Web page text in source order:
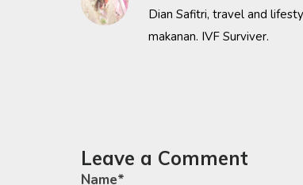
Dian Safitri, travel and
makanan. IVF Surviver.
Leave a Comment
Name*